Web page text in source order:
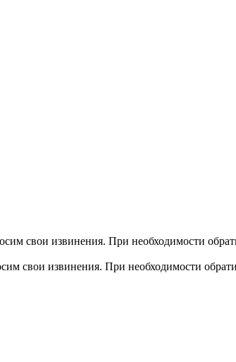
свои извинения. При необходимости
свои извинения. При необходимости